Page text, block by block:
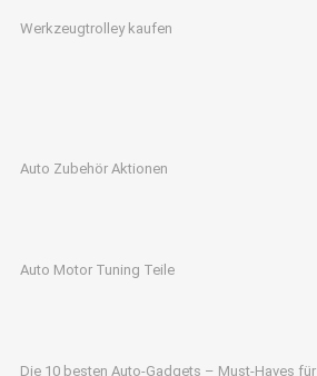
Werkzeugtrolley kaufen
Auto Zubehör Aktionen
Auto Motor Tuning Teile
Die 10 besten Auto-Gadgets – Must-Haves für